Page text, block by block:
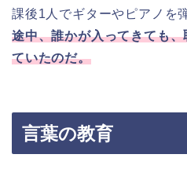
課後1人でギターやピアノを
途中、誰かが入ってきても
ていたのだ。
言葉の教育